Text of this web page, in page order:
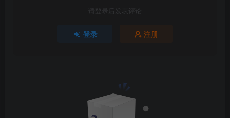
请登录后发表评论
登录 注册